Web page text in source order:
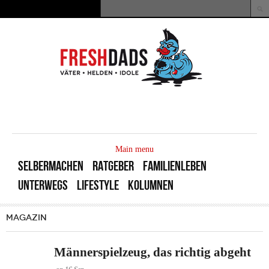
Suchformular
Main menu
SELBERMACHEN RATGEBER
FAMILIENLEBEN
UNTERWEGS
LIFESTYLE KOLUMNEN
MAGAZIN
Männerspielzeug, das richtig abgeht